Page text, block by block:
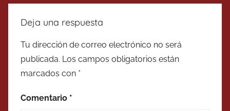
Deja una respuesta
Tu dirección de correo electrónico no será
publicada. Los campos obligatorios están
marcados con *
Comentario *